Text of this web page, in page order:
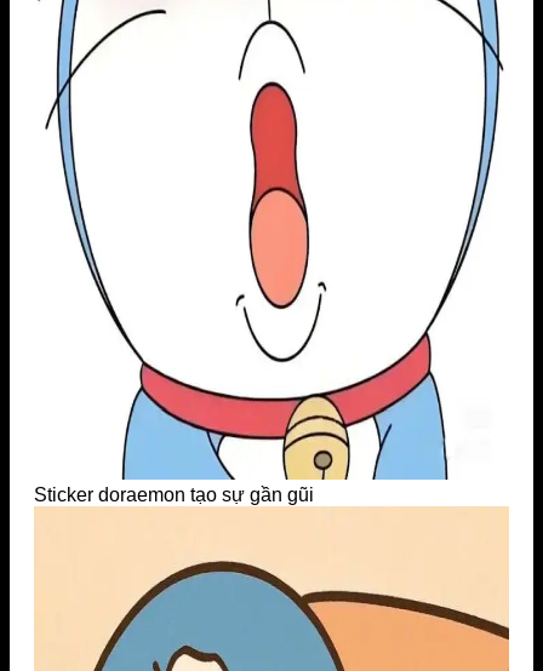
Sticker doraemon tạo sự gần gũi